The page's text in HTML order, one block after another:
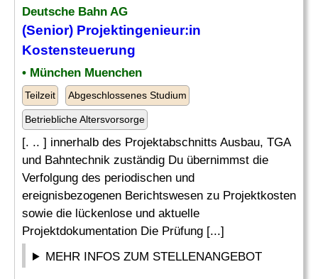
Deutsche Bahn AG
(Senior) Projektingenieur:in
Kostensteuerung
• München Muenchen
Teilzeit Abgeschlossenes Studium
Betriebliche Altersvorsorge
[. .. ] innerhalb des Projektabschnitts Ausbau, TGA
und Bahntechnik zuständig Du übernimmst die
Verfolgung des periodischen und
ereignisbezogenen Berichtswesen zu Projektkosten
sowie die lückenlose und aktuelle
Projektdokumentation Die Prüfung [...]
MEHR INFOS ZUM STELLENANGEBOT